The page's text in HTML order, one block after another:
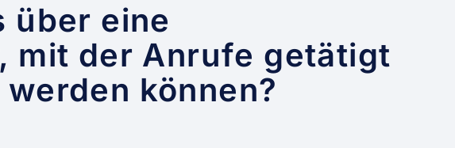
über eine
mit der Anrufe getätigt
können?